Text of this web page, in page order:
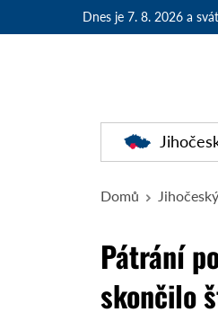
Dnes je 7. 8. 2026 a
Domů Jihočeský
Pátrání
skončilo